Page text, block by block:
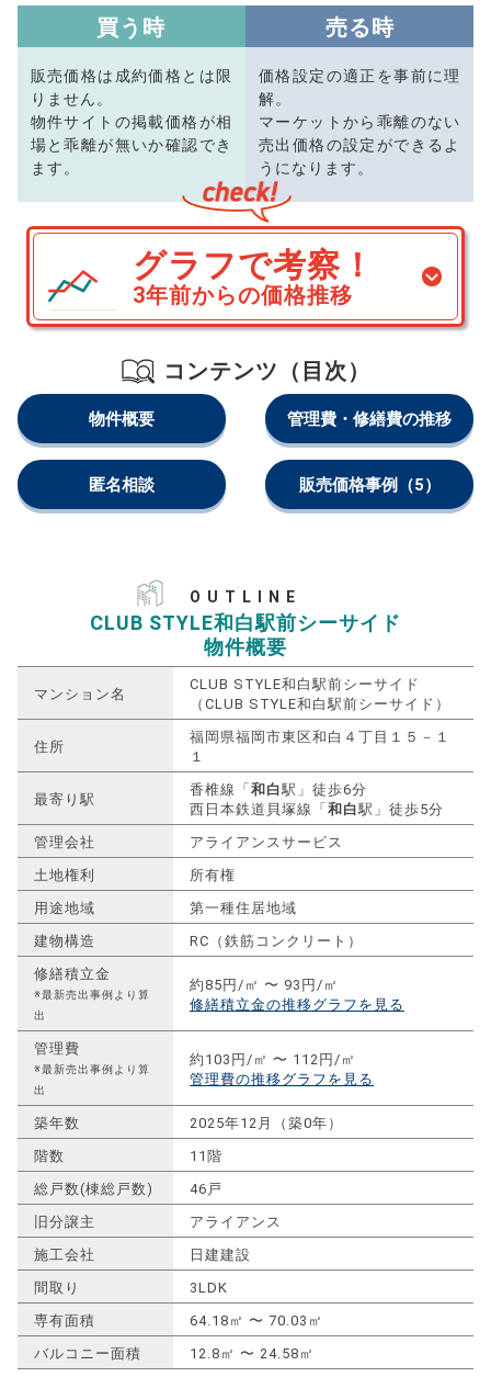
買う時
販売価格は成約価格とは限
りません。
物件サイトの掲載価格が相
場と乖離が無いか確認でき
ます。
売る時
価格設定の適正を事前に理
解。
マーケットから乖離のない
売出価格の設定ができるよ
うになります。
グラフで考察！
3年前からの価格推移
コンテンツ（目次）
物件概要 管理費・修繕費の推移
匿名相談 販売価格事例 （5）
OUTLINE
CLUB STYLE和白駅前シーサイド
物件概要
マンション名
CLUB STYLE和白駅前シーサイド
（CLUB STYLE和白駅前シーサイド）
住所
福岡県福岡市東区和白４丁目１５－１
１
最寄り駅
香椎線「和白駅」徒歩6分
西日本鉄道貝塚線「和白駅」徒歩5分
管理会社
アライアンスサービス
土地権利
所有権
用途地域
第一種住居地域
建物構造
RC（鉄筋コンクリート）
修繕積立金
※最新売出事例より算
出
約85円/㎡ 〜 93円/㎡
修繕積立金の推移グラフを見る
管理費
※最新売出事例より算
出
約103円/㎡ 〜 112円/㎡
管理費の推移グラフを見る
築年数
2025年12月（築0年）
階数
11階
総戸数(棟総戸数)
46戸
旧分譲主
アライアンス
施工会社
日建建設
間取り
3LDK
専有面積
64.18㎡ 〜 70.03㎡
バルコニー面積
12.8㎡ 〜 24.58㎡